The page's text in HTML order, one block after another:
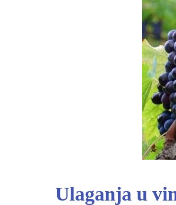
Ulaganja u